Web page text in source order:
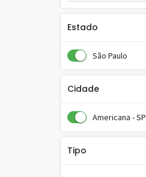
Estado
São Paulo
Cidade
Americana - SP
Tipo